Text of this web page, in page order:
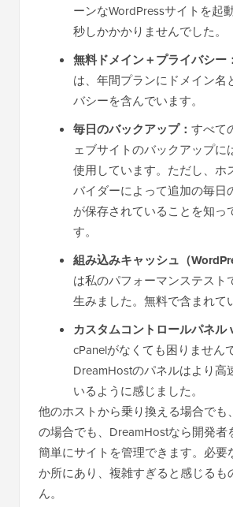
ーンなWordPressサイトを起
秒しかかかりませんでした。
無料ドメイン＋プライバシー：
は、年間プランにドメイン名
バシーを含んでいます。
毎日のバックアップ： すべて
ェブサイトのバックアップに
使用しています。ただし、ホ
バイダーによって追加の毎日
が保存されていることを知っ
す。
組み込みキャッシュ（
は私のパフォーマンステスト
生みました。無料で含まれて
カスタムコントロールパネル
cPanelがなくても困りません
DreamHostのパネルはより高
いるように感じました。
他のホストから乗り換える場合でも
の場合でも、DreamHostなら開発者
簡単にサイトを管理できます。必要
か所にあり、複雑すぎると感じるも
ん。